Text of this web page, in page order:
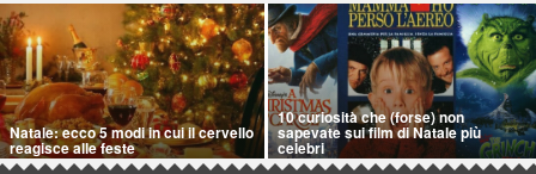
Natale: ecco 5 modi in cui il cervello
reagisce alle feste
10 curiosità che (forse) non
sapevate sui film di Natale più
celebri